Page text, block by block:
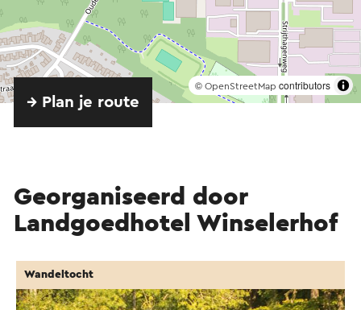
© OpenStreetMap contributors
→ Plan je route
Georganiseerd door
Landgoedhotel Winselerhof
Wandeltocht